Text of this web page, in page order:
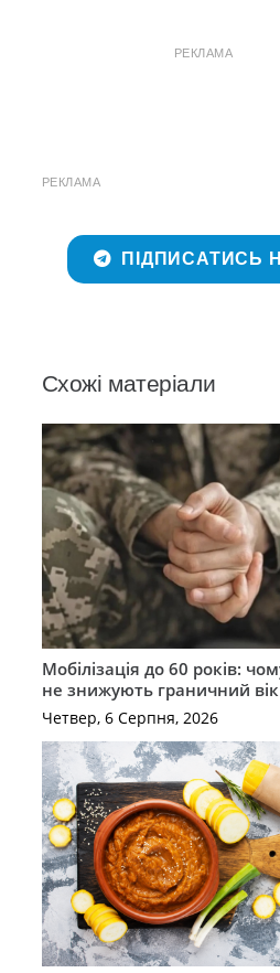
РЕКЛАМА
РЕКЛАМА
ПІДПИСАТИСЬ
Схожі матеріали
Мобілізація до 60 років:
не знижують граничний вік
Четвер, 6 Серпня, 2026